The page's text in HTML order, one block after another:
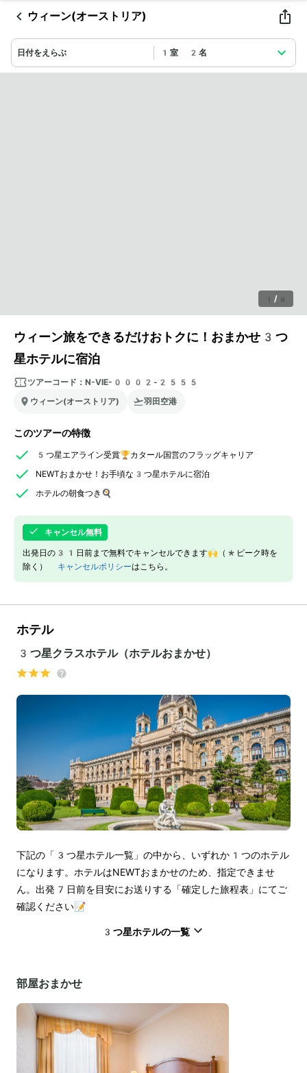
ウィーン(オーストリア)
日付をえらぶ 1室 2名
1 / 8
ウィーン旅をできるだけおトクに！おまかせ3つ
星ホテルに宿泊
ツアーコード： N-VIE-0002-2555
ウィーン(オーストリア)
羽田空港
このツアーの特徴
5つ星エアライン受賞🏆カタール国営のフラッグキャリア
NEWTおまかせ！お手頃な3つ星ホテルに宿泊
ホテルの朝食つき🍳
キャンセル無料
出発日の31日前まで無料でキャンセルできます🙌（*ピーク時を
除く） キャンセルポリシーはこちら。
ホテル
3つ星クラスホテル（ホテルおまかせ）
下記の「3つ星ホテル一覧」の中から、いずれか1つのホテル
になります。ホテルはNEWTおまかせのため、指定できませ
ん。出発7日前を目安にお送りする「確定した旅程表」にてご
確認ください📝
3つ星ホテルの一覧
部屋おまかせ